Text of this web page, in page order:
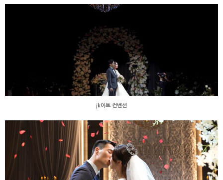
jk아트 컨벤션
jk아트 컨벤션
충주 네스트 웨딩홀